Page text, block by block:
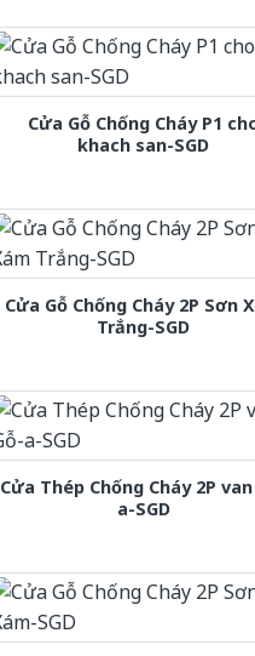
Cửa Gỗ Chống Cháy P1
khach san-SGD
Cửa Gỗ Chống Cháy 2P Sơn
Trắng-SGD
Cửa Thép Chống Cháy 2P
a-SGD